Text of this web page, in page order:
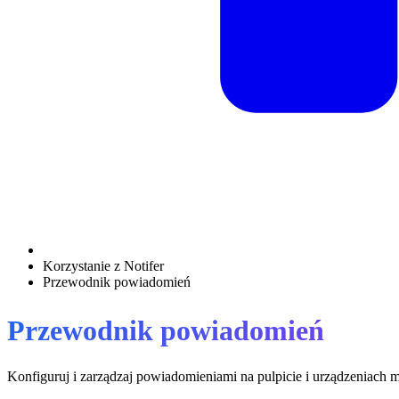
Korzystanie z Notifer
Przewodnik powiadomień
Przewodnik powiadomień
Konfiguruj i zarządzaj powiadomieniami na pulpicie i urządzeniach